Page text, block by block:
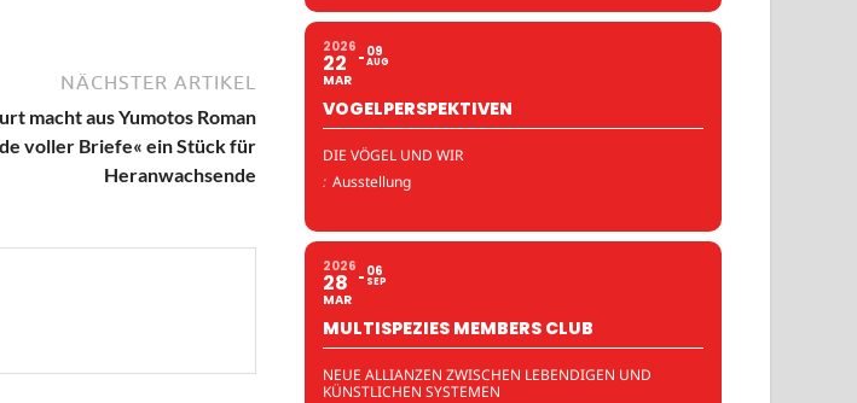
NÄCHSTER ARTIKEL
macht aus Yumotos Roman
voller Briefe« ein Stück für
Heranwachsende
2026
22
MAR
09
AUG
VOGELPERSPEKTIVEN
DIE VÖGEL UND WIR
: Ausstellung
2026
28
MAR
06
SEP
MULTISPEZIES MEMBERS CLUB
NEUE ALLIANZEN ZWISCHEN LEBENDIGEN UND
KÜNSTLICHEN SYSTEMEN